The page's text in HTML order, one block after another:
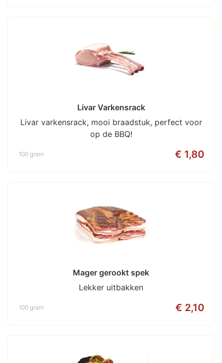
Livar Varkensrack
Livar varkensrack, mooi braadstuk, perfect voor
op de BBQ!
€ 1,80
100 gram
Mager gerookt spek
Lekker uitbakken
€ 2,10
100 gram